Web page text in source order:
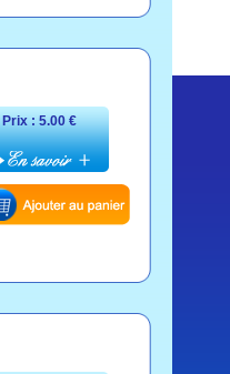
Prix : 5.00 €